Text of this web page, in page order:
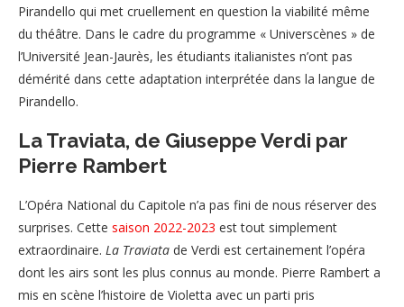
Pirandello qui met cruellement en question la viabilité même
du théâtre. Dans le cadre du programme « Universcènes » de
l’Université Jean-Jaurès, les étudiants italianistes n’ont pas
démérité dans cette adaptation interprétée dans la langue de
Pirandello.
La Traviata, de Giuseppe Verdi par
Pierre Rambert
L’Opéra National du Capitole n’a pas fini de nous réserver des
surprises. Cette saison 2022-2023 est tout simplement
extraordinaire. La Traviata de Verdi est certainement l’opéra
dont les airs sont les plus connus au monde. Pierre Rambert a
mis en scène l’histoire de Violetta avec un parti pris